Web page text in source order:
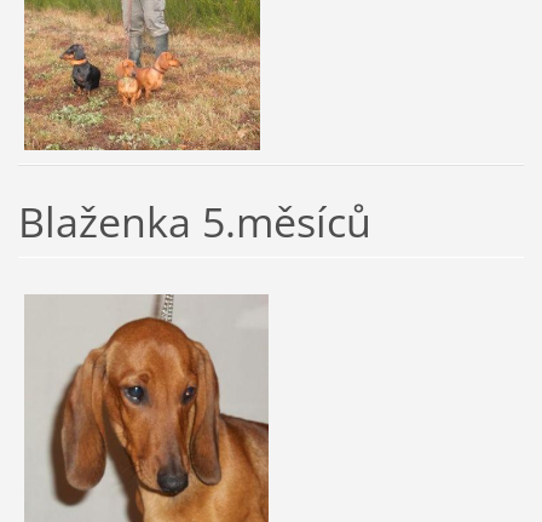
Blaženka 5.měsíců